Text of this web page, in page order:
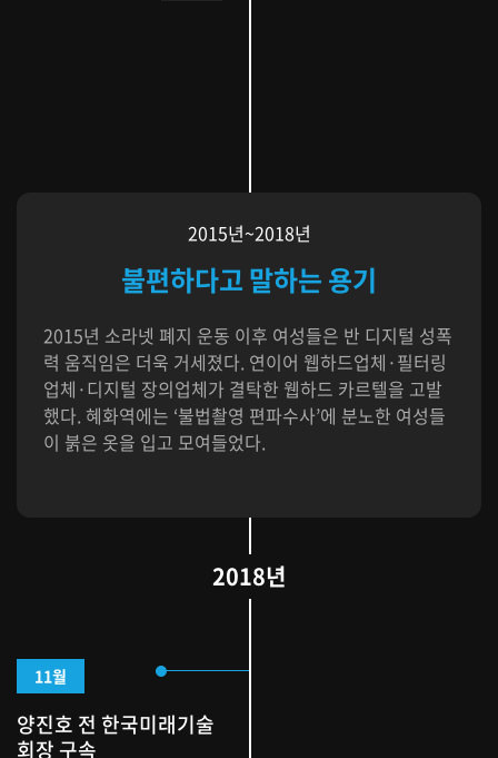
2015년~2018년
불편하다고 말하는 용기
2015년 소라넷 폐지 운동 이후 여성들은 반 디지털 성폭
력 움직임은 더욱 거세졌다. 연이어 웹하드업체·필터링
업체·디지털 장의업체가 결탁한 웹하드 카르텔을 고발
했다. 혜화역에는 ‘불법촬영 편파수사’에 분노한 여성들
이 붉은 옷을 입고 모여들었다.
2018년
11월
양진호 전 한국미래기술
회장 구속